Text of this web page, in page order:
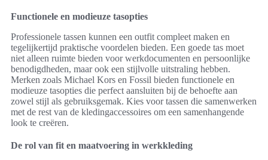
Functionele en modieuze tasopties
Professionele tassen kunnen een outfit compleet maken en
tegelijkertijd praktische voordelen bieden. Een goede tas moet
niet alleen ruimte bieden voor werkdocumenten en persoonlijke
benodigdheden, maar ook een stijlvolle uitstraling hebben.
Merken zoals Michael Kors en Fossil bieden functionele en
modieuze tasopties die perfect aansluiten bij de behoefte aan
zowel stijl als gebruiksgemak. Kies voor tassen die samenwerken
met de rest van de kledingaccessoires om een samenhangende
look te creëren.
De rol van fit en maatvoering in werkkleding